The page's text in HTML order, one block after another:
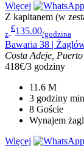
Więcej
Z kapitanem (w
z
€135.00/godzina
Bawaria 38 |
Costa Adeje,
418€/3 godziny
11.6 M
3 godziny
8 Goście
Wynajem
Więcej